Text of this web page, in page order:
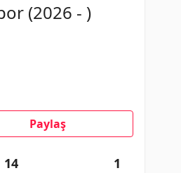
(2026 - )
Paylaş
14 1